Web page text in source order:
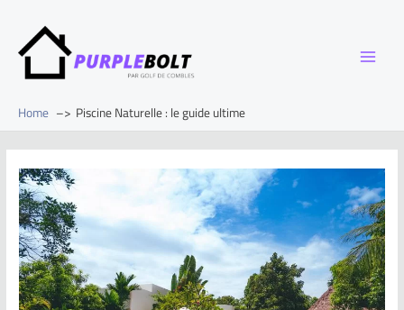
Home Piscine Naturelle : le guide ultime